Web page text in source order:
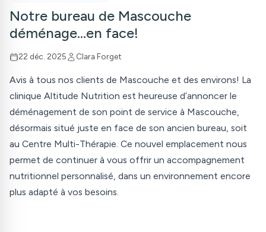
Notre bureau de Mascouche
déménage…en face!
22 déc. 2025 Clara Forget
Avis à tous nos clients de Mascouche et des environs! La
clinique Altitude Nutrition est heureuse d’annoncer le
déménagement de son point de service à Mascouche,
désormais situé juste en face de son ancien bureau, soit
au Centre Multi-Thérapie. Ce nouvel emplacement nous
permet de continuer à vous offrir un accompagnement
nutritionnel personnalisé, dans un environnement encore
plus adapté à vos besoins.